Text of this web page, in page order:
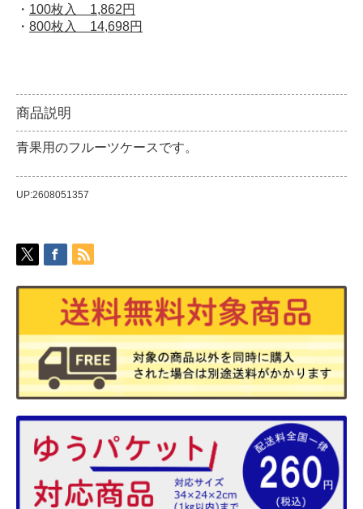
・ 100枚入 1,862円
・ 800枚入 14,698円
商品説明
青果用のフルーツケースです。
UP:2608051357